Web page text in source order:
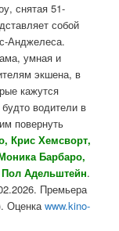
снятая 51-
собой
Анджелеса.
умная и
экшена, в
кажутся
водители в
повернуть
Крис Хемсворт,
Барбаро,
Адельштейн.
Премьера
Оценкаwww.kino-